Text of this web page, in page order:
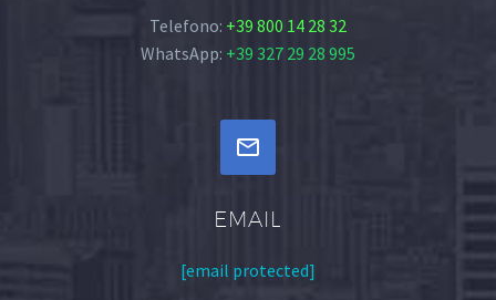
Telefono: +39 800 14 28 32
WhatsApp: +39 327 29 28 995


EMAIL
[email protected]